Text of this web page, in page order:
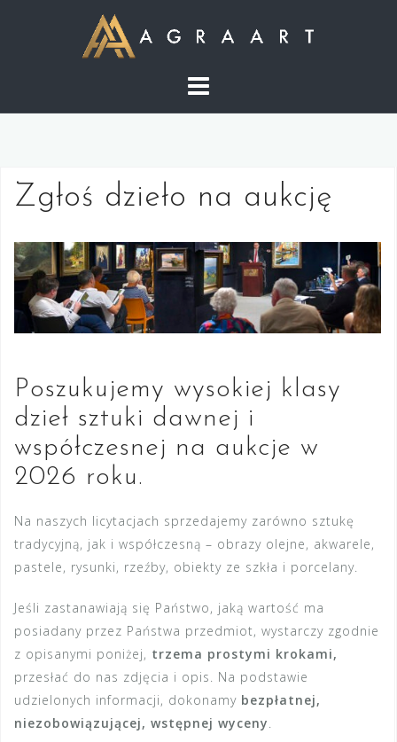
Zgłoś dzieło na aukcję
Poszukujemy wysokiej klasy
dzieł sztuki dawnej i
współczesnej na aukcje w
2026 roku.
Na naszych licytacjach sprzedajemy zarówno sztukę
tradycyjną, jak i współczesną – obrazy olejne, akwarele,
pastele, rysunki, rzeźby, obiekty ze szkła i porcelany.
Jeśli zastanawiają się Państwo, jaką wartość ma
posiadany przez Państwa przedmiot, wystarczy zgodnie
z opisanymi poniżej, trzema prostymi krokami,
przesłać do nas zdjęcia i opis. Na podstawie
udzielonych informacji, dokonamy bezpłatnej,
niezobowiązującej, wstępnej wyceny.